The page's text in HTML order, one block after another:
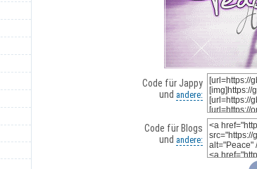
Code für Jappy
und andere:
Code für Blogs
und andere: